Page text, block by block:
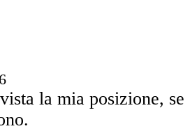
la mia posizione,